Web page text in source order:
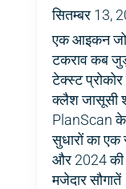
सितम्बर 13,
एक आइकन जो
टकराव कब
टेक्स्ट
क्लैश जासूसी
PlanScan के
सुधारों का एक
और 2024 की
मजेदार